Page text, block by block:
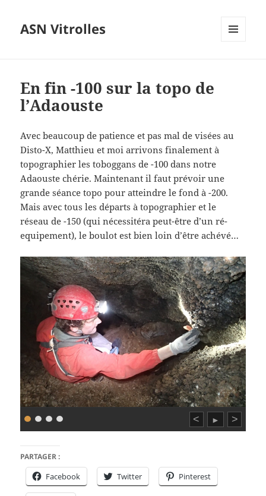
ASN Vitrolles
En fin -100 sur la topo de
l’Adaouste
Avec beaucoup de patience et pas mal de visées au
Disto-X, Matthieu et moi arrivons finalement à
topographier les toboggans de -100 dans notre
Adaouste chérie. Maintenant il faut prévoir une
grande séance topo pour atteindre le fond à -200.
Mais avec tous les départs à topographier et le
réseau de -150 (qui nécessitéra peut-être d’un ré-
equipement), le boulot est bien loin d’être achévé…
< ► >
PARTAGER :
Facebook Twitter Pinterest